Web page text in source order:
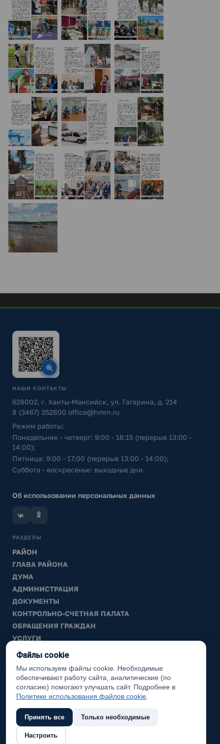
НАШИ КОНТАКТЫ
628002, г. Ханты-Мансийск, ул. Гагарина, д. 214
8 (3467) 352800 office@hmrn.ru
Режим работы:
Понедельник - четверг: 9:00 - 18:15 (перерыв 13:00 -
14:00);
Пятница: 9:00 - 17:00 (перерыв 13:00 - 14:00);
Суббота - воскресенье: выходные дни.
Об использовании персональных данных
РАЗДЕЛЫ
РАЙОН
ГЛАВА РАЙОНА
ДУМА
АДМИНИСТРАЦИЯ
ДОКУМЕНТЫ
КОНТРОЛЬНО-СЧЕТНАЯ ПАЛАТА
ОБРАЩЕНИЯ ГРАЖДАН
УСЛУГИ
ТИК
ИНФОРМАЦИЯ
Законодательная карта
Карта сайта
(с) 2017 Ханты-Мансийский район, официальный сайт
администрации
Файлы cookie
Мы используем файлы cookie. Необходимые
обеспечивают работу сайта, аналитические (по
согласию) помогают улучшать сайт. Подробнее в
Политике использования файлов cookie
Принять все Только необходимые
Настроить